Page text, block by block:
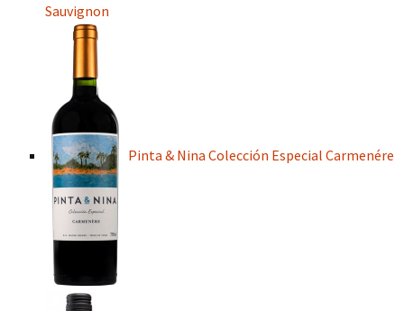
Sauvignon
Pinta & Nina Colección Especial Carmenére